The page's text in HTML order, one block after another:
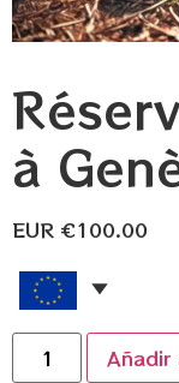
à
EUR €100.00
Añadir